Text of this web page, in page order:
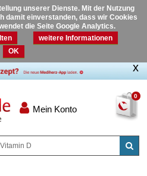
unserer Dienste. Mit der Nutzung
damit einverstanden, dass wir Cookies
die Seite Google Analytics.
weitere Informationen
OK
0
Mein Konto